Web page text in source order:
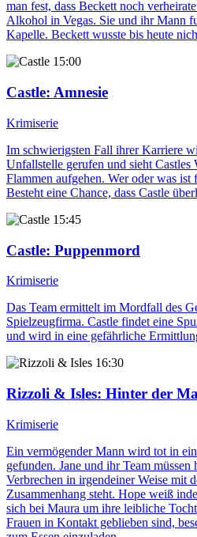
man fest, dass Beckett noch
Alkohol in Vegas. Sie und ihr Mann
Kapelle. Beckett wusste bis heute
15:00
Castle: Amnesie
Krimiserie
Im schwierigsten Fall ihrer Karriere
Unfallstelle gerufen und sieht Castles
Flammen aufgehen. Wer oder was
Besteht eine Chance, dass Castle
15:45
Castle: Puppenmord
Krimiserie
Das Team ermittelt im Mordfall des
Spielzeugfirma. Castle findet eine
und wird in eine gefährliche
16:30
Rizzoli & Isles: Hinter der
Krimiserie
Ein vermögender Mann wird tot in
gefunden. Jane und ihr Team müssen
Verbrechen in irgendeiner Weise mit
Zusammenhang steht. Hope weiß
sich bei Maura um ihre leibliche
Frauen in Kontakt geblieben sind,